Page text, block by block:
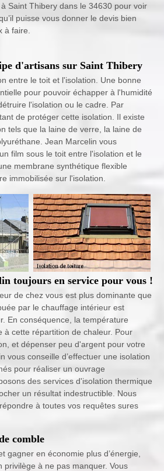
Saint Thibery dans le 34630 pour voir
puisse vous donner le devis bien
à faire.
d'artisans sur Saint Thibery
entre le toit et l'isolation. Une bonne
pour pouvoir échapper à l'humidité
l'isolation ou le cadre. Par
de protéger cette isolation. Il existe
tels que la laine de verre, la laine de
Jean Marcelin vous
film sous le toit entre l'isolation et le
membrane synthétique flexible
immobilisée sur l'isolation.
toujours en service pour vous !
de chez vous est plus dominante que
par le chauffage intérieur est
En conséquence, la température
à cette répartition de chaleur. Pour
et dépenser peu d'argent pour votre
vous conseille d’effectuer une isolation
pour réaliser un ouvrage
des services d'isolation thermique
un résultat indestructible. Nous
à toutes vos requêtes sures
comble
gagner en économie plus d’énergie,
privilège à ne pas manquer. Vous